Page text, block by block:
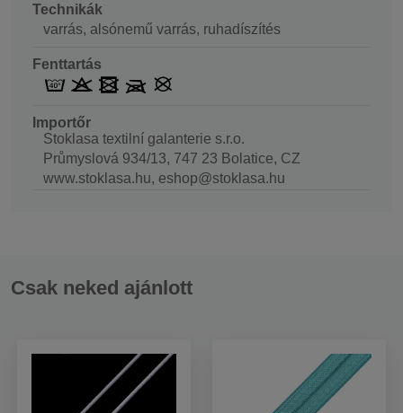
Technikák
varrás, alsónemű varrás, ruhadíszítés
Fenttartás
Importőr
Stoklasa textilní galanterie s.r.o.
Průmyslová 934/13, 747 23 Bolatice, CZ
www.stoklasa.hu, eshop@stoklasa.hu
Csak neked ajánlott